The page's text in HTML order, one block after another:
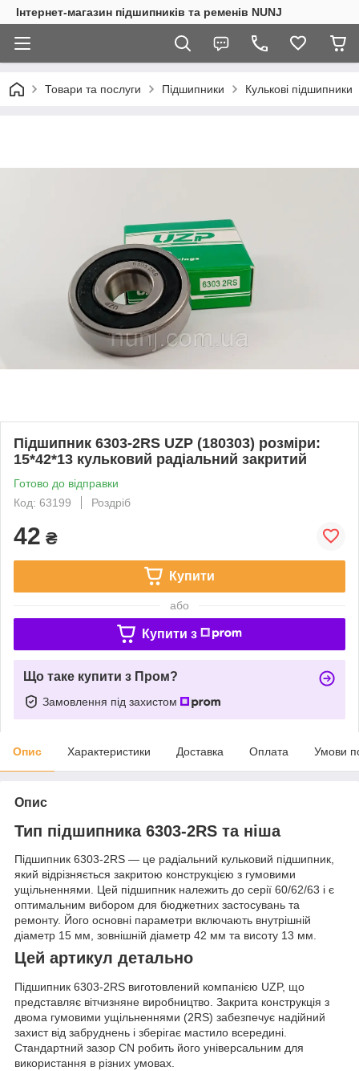
Інтернет-магазин підшипників та ременів NUNJ
Товари та послуги Підшипники Кулькові підшипники
Підшипник 6303-2RS UZP (180303) розміри:
15*42*13 кульковий радіальний закритий
Готово до відправки
Код: 63199
Роздріб
42 ₴
Купити
або
Купити з
Що таке купити з Пром?
Замовлення під захистом
Опис Характеристики Доставка Оплата Умови
Опис
Тип підшипника 6303-2RS та ніша
Підшипник 6303-2RS — це радіальний кульковий підшипник,
який відрізняється закритою конструкцією з гумовими
ущільненнями. Цей підшипник належить до серії 60/62/63 і є
оптимальним вибором для бюджетних застосувань та
ремонту. Його основні параметри включають внутрішній
діаметр 15 мм, зовнішній діаметр 42 мм та висоту 13 мм.
Цей артикул детально
Підшипник 6303-2RS виготовлений компанією UZP, що
представляє вітчизняне виробництво. Закрита конструкція з
двома гумовими ущільненнями (2RS) забезпечує надійний
захист від забруднень і зберігає мастило всередині.
Стандартний зазор CN робить його універсальним для
використання в різних умовах.